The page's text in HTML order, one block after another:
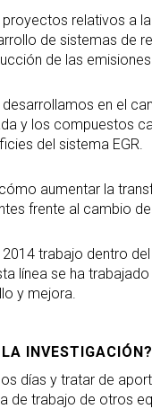
relativos a
de sistemas de
de las
desarrollamos en el
y los compuestos
del sistema EGR.
aumentar la
frente al cambio
trabajo dentro
línea se ha
y mejora.
INVESTIGACIÓN?
días y tratar de
de trabajo de otros